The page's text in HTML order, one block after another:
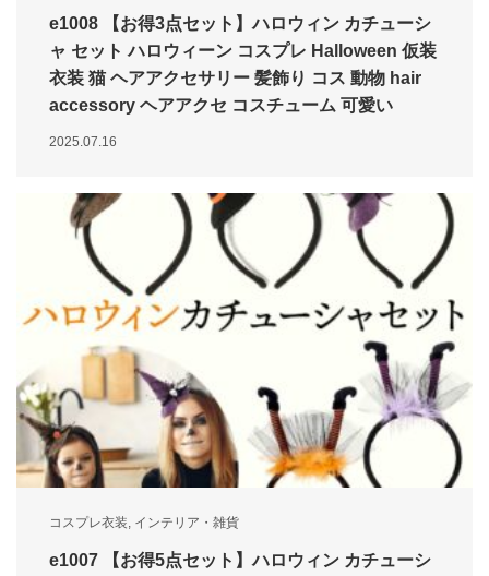
e1008 【お得3点セット】ハロウィン カチューシ
ャ セット ハロウィーン コスプレ Halloween 仮装
衣装 猫 ヘアアクセサリー 髪飾り コス 動物 hair
accessory ヘアアクセ コスチューム 可愛い
2025.07.16
コスプレ衣装, インテリア・雑貨
e1007 【お得5点セット】ハロウィン カチューシ